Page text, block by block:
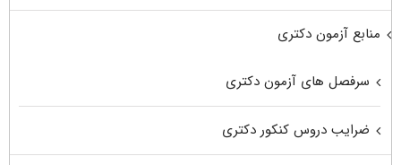
منابع آزمون دکتری
سرفصل های آزمون دکتری
ضرایب دروس کنکور دکتری